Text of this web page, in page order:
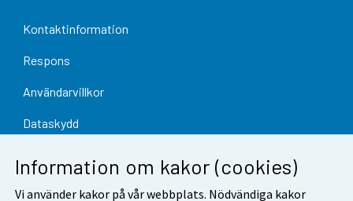
Information om kakor (cookies)
Vi använder kakor på vår webbplats. Nödvändiga kakor
Kontaktinformation
Respons
Användarvillkor
Dataskydd
Information om webbplatsen